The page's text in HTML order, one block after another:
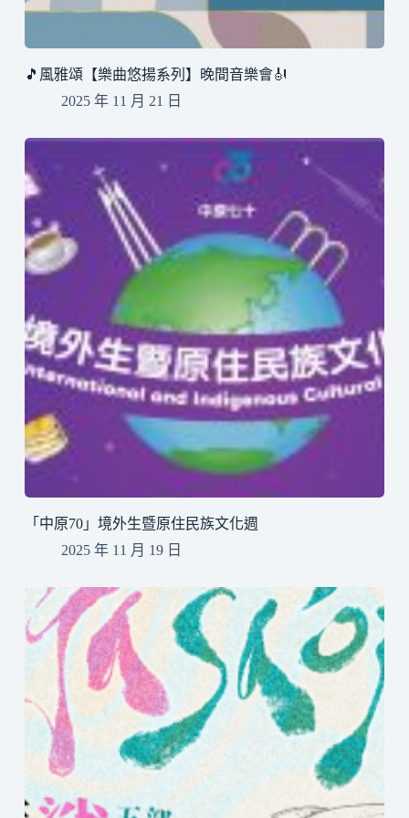
🎵風雅頌【樂曲悠揚系列】晚間音樂會🎻
2025 年 11 月 21 日
「中原70」境外生暨原住民族文化週
2025 年 11 月 19 日